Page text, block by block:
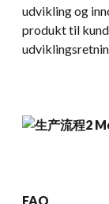
udvikling og
produkt til
FAQ